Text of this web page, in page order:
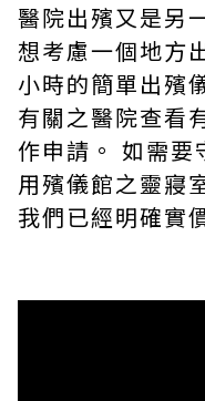
醫院出殯又是另
想考慮一個地方
小時的簡單出殯
有關之醫院查看
作申請。 如需要
用殯儀館之靈寢
我們已經明確實